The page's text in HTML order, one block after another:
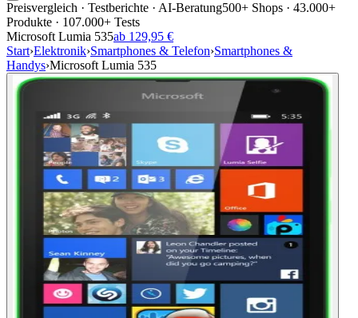
Preisvergleich · Testberichte · AI-Beratung500+ Shops · 43.000+
Produkte · 107.000+ Tests
Microsoft Lumia 535ab 129,95 €
Start›Elektronik›Smartphones & Telefon›Smartphones &
Handys›Microsoft Lumia 535